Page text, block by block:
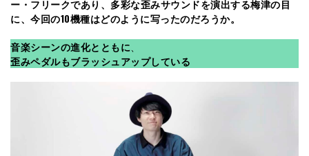
ー・フリークであり、多彩な歪みサウンドを演出する梅津の目
に、今回の10機種はどのように写ったのだろうか。
音楽シーンの進化とともに
歪みペダルもブラッシュアップしている